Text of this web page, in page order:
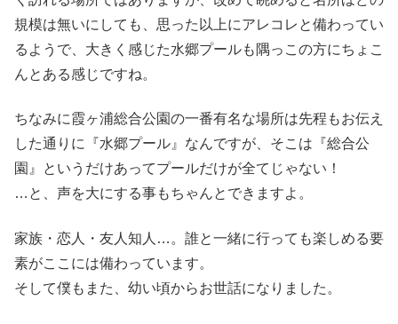
規模は無いにしても、思った以上にアレコレと備わってい
るようで、大きく感じた水郷プールも隅っこの方にちょこ
んとある感じですね。
ちなみに霞ヶ浦総合公園の一番有名な場所は先程もお伝え
した通りに『水郷プール』なんですが、そこは『総合公
園』というだけあってプールだけが全てじゃない！
…と、声を大にする事もちゃんとできますよ。
家族・恋人・友人知人…。誰と一緒に行っても楽しめる要
素がここには備わっています。
そして僕もまた、幼い頃からお世話になりました。